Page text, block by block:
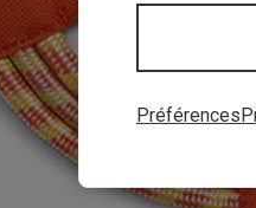
Préférences